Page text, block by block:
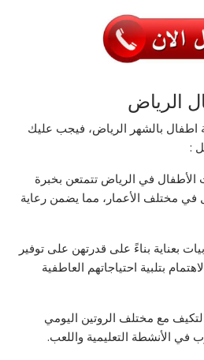
الرياض
بالشهر الرياض، فيجب عليك
:
الأطفال في الرياض تتمتعن بخبرة
في مختلف الأعمار، مما يضمن رعاية
بعناية بناءً على قدرتهن على توفير
بتلبية احتياجاتهم العاطفية
مع مختلف الروتين اليومي
في الأنشطة التعليمية واللعب.